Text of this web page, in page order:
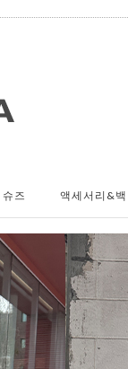
슈즈 액세서리&백